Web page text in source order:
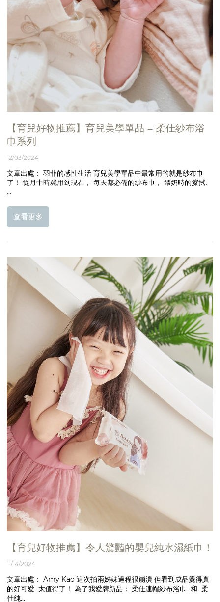
【育兒好物推薦】育兒美學單品 – 柔仕紗布浴
巾系列
12/03/2024
文章出處： 羽菲的感性生活 育兒美學單品中最常用的就是紗布巾
了！ 從月中時就用到現在， 每天都必備的紗布巾， 餵奶時的擦拭、
...
查看更多
【育兒好物推薦】令人驚豔的嬰兒純水濕紙巾！
11/14/2024
文章出處： Amy Kao 這次拍兩姊妹過程很崩潰 但看到成品覺得真
的好可愛 太值得了！ 為了我愛牌新品： 柔仕連帽紗布浴巾 和 柔
仕純...